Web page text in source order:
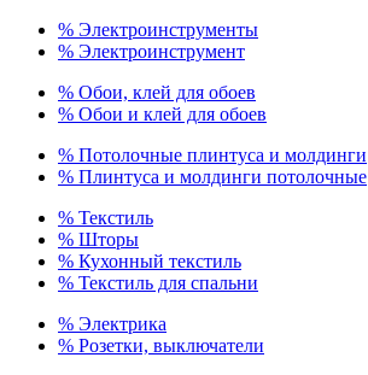
% Электроинструменты
% Электроинструмент
% Обои, клей для обоев
% Обои и клей для обоев
% Потолочные плинтуса и молдинги
% Плинтуса и молдинги потолочные
% Текстиль
% Шторы
% Кухонный текстиль
% Текстиль для спальни
% Электрика
% Розетки, выключатели